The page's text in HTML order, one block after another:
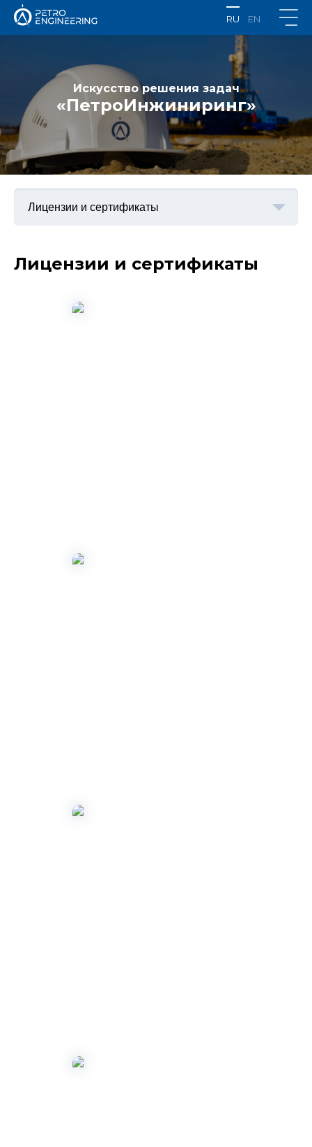
RU EN
Искусство решения задач
«ПетроИнжиниринг»
Лицензии и сертификаты